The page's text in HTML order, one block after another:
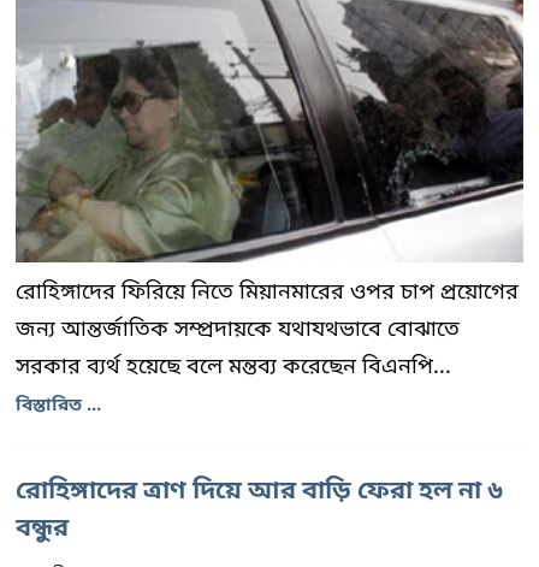
রোহিঙ্গাদের ফিরিয়ে নিতে মিয়ানমারের ওপর চাপ প্রয়োগের
জন্য আন্তর্জাতিক সম্প্রদায়কে যথাযথভাবে বোঝাতে
সরকার ব্যর্থ হয়েছে বলে মন্তব্য করেছেন বিএনপি...
বিস্তারিত ...
রোহিঙ্গাদের ত্রাণ দিয়ে আর বাড়ি ফেরা হল না ৬
বন্ধুর